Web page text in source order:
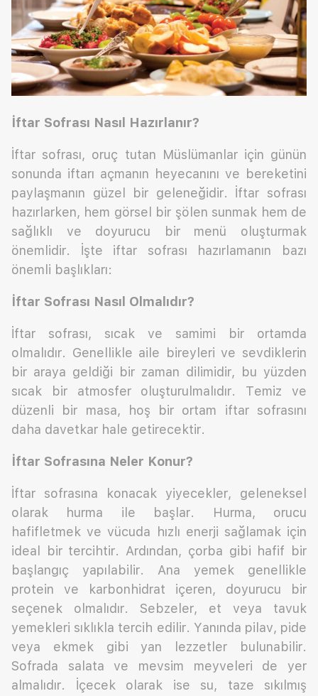
İftar Sofrası Nasıl Hazırlanır?
İftar sofrası, oruç tutan Müslümanlar için günün
sonunda iftarı açmanın heyecanını ve bereketini
paylaşmanın güzel bir geleneğidir. İftar sofrası
hazırlarken, hem görsel bir şölen sunmak hem de
sağlıklı ve doyurucu bir menü oluşturmak
önemlidir. İşte iftar sofrası hazırlamanın bazı
önemli başlıkları:
İftar Sofrası Nasıl Olmalıdır?
İftar sofrası, sıcak ve samimi bir ortamda
olmalıdır. Genellikle aile bireyleri ve sevdiklerin
bir araya geldiği bir zaman dilimidir, bu yüzden
sıcak bir atmosfer oluşturulmalıdır. Temiz ve
düzenli bir masa, hoş bir ortam iftar sofrasını
daha davetkar hale getirecektir.
İftar Sofrasına Neler Konur?
İftar sofrasına konacak yiyecekler, geleneksel
olarak hurma ile başlar. Hurma, orucu
hafifletmek ve vücuda hızlı enerji sağlamak için
ideal bir tercihtir. Ardından, çorba gibi hafif bir
başlangıç yapılabilir. Ana yemek genellikle
protein ve karbonhidrat içeren, doyurucu bir
seçenek olmalıdır. Sebzeler, et veya tavuk
yemekleri sıklıkla tercih edilir. Yanında pilav, pide
veya ekmek gibi yan lezzetler bulunabilir.
Sofrada salata ve mevsim meyveleri de yer
almalıdır. İçecek olarak ise su, taze sıkılmış